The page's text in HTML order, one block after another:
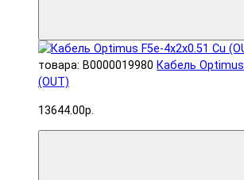
товара: В0000019980 Кабель
(OUT)
13644.00р.